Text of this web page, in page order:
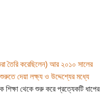
তৈরি করেছিলেন) আর ২০১০ সালের
শুরুতে দেয়া লক্ষ্য ও উদ্দেশ্যের মধ্যে
শিক্ষা থেকে শুরু করে প্রত্যেকটি ধাপের